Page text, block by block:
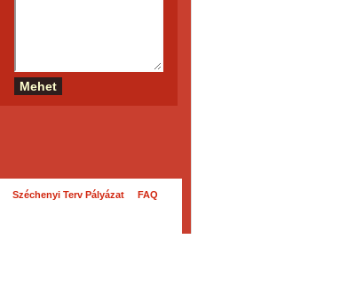
Széchenyi Terv Pályázat FAQ